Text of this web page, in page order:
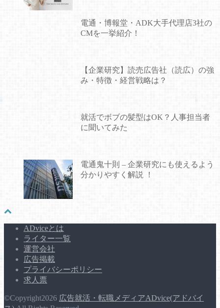
電通・博報堂・ADK大手代理店3社の
CMを一挙紹介！
【企業研究】読売広告社（読広）の強
み・特徴・経営戦略は？
就活でボブの髪型はOK？人事担当者
に聞いてみた
電通鬼十則 – 企業研究にも使えるよう
分かりやすく解説 ！
ADviceとは
ライター一覧
運営会社
広告掲載
プライバシーポリシー
求人票
©Copyright2026 広告就活・転職メディアADvice(アドバイ